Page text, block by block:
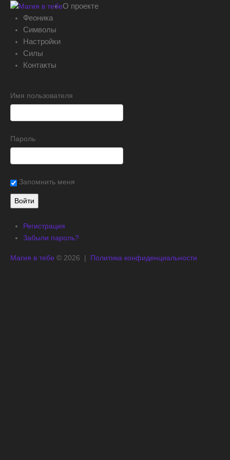
О проекте
Феоника
Символы
Настройки
Силы
Контакты
Имя пользователя
Пароль
Запомнить меня
Регистрация
Забыли пароль?
Магия в тебе © 2026 | Политика конфиденциальности